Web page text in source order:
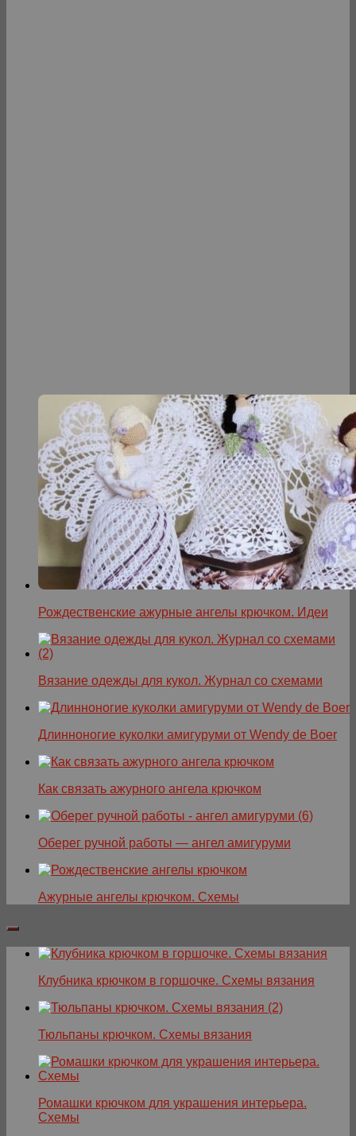
Рождественские ажурные ангелы крючком. Идеи
Вязание одежды для кукол. Журнал со схемами
Длинноногие куколки амигуруми от Wendy de Boer
Как связать ажурного ангела крючком
Оберег ручной работы — ангел амигуруми
Ажурные ангелы крючком. Схемы
Клубника крючком в горшочке. Схемы вязания
Тюльпаны крючком. Схемы вязания
Ромашки крючком для украшения интерьера.
Схемы